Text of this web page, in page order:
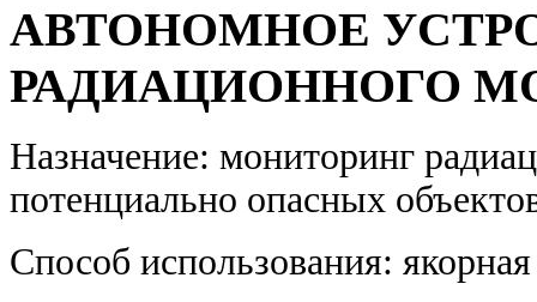
АВТОНОМНОЕ
РАДИАЦИОННОГО
Назначение: мониторинг
потенциально опасных
Способ использования: